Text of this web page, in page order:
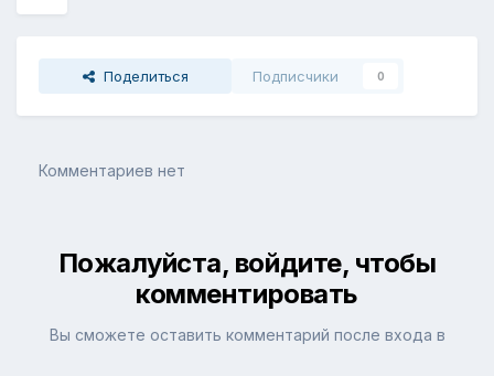
Поделиться Подписчики 0
Комментариев нет
Пожалуйста, войдите, чтобы
комментировать
Вы сможете оставить комментарий после входа в